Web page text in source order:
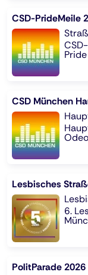
CSD-PrideMeile
CSD München
Lesbisches
6.
PolitParade 2026